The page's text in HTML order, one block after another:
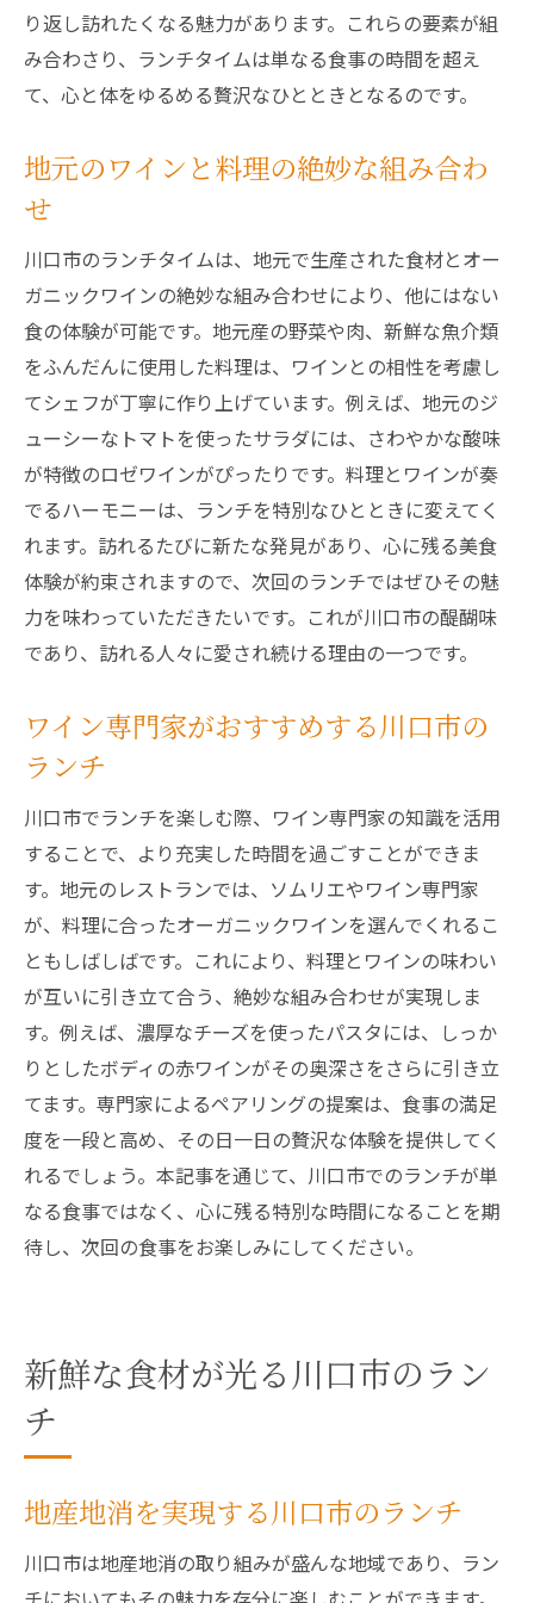
り返し訪れたくなる魅力があります。これらの要素が組
み合わさり、ランチタイムは単なる食事の時間を超え
て、心と体をゆるめる贅沢なひとときとなるのです。
地元のワインと料理の絶妙な組み合わ
せ
川口市のランチタイムは、地元で生産された食材とオー
ガニックワインの絶妙な組み合わせにより、他にはない
食の体験が可能です。地元産の野菜や肉、新鮮な魚介類
をふんだんに使用した料理は、ワインとの相性を考慮し
てシェフが丁寧に作り上げています。例えば、地元のジ
ューシーなトマトを使ったサラダには、さわやかな酸味
が特徴のロゼワインがぴったりです。料理とワインが奏
でるハーモニーは、ランチを特別なひとときに変えてく
れます。訪れるたびに新たな発見があり、心に残る美食
体験が約束されますので、次回のランチではぜひその魅
力を味わっていただきたいです。これが川口市の醍醐味
であり、訪れる人々に愛され続ける理由の一つです。
ワイン専門家がおすすめする川口市の
ランチ
川口市でランチを楽しむ際、ワイン専門家の知識を活用
することで、より充実した時間を過ごすことができま
す。地元のレストランでは、ソムリエやワイン専門家
が、料理に合ったオーガニックワインを選んでくれるこ
ともしばしばです。これにより、料理とワインの味わい
が互いに引き立て合う、絶妙な組み合わせが実現しま
す。例えば、濃厚なチーズを使ったパスタには、しっか
りとしたボディの赤ワインがその奥深さをさらに引き立
てます。専門家によるペアリングの提案は、食事の満足
度を一段と高め、その日一日の贅沢な体験を提供してく
れるでしょう。本記事を通じて、川口市でのランチが単
なる食事ではなく、心に残る特別な時間になることを期
待し、次回の食事をお楽しみにしてください。
新鮮な食材が光る川口市のラン
チ
地産地消を実現する川口市のランチ
川口市は地産地消の取り組みが盛んな地域であり、ラン